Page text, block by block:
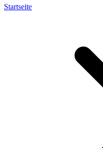
Startseite